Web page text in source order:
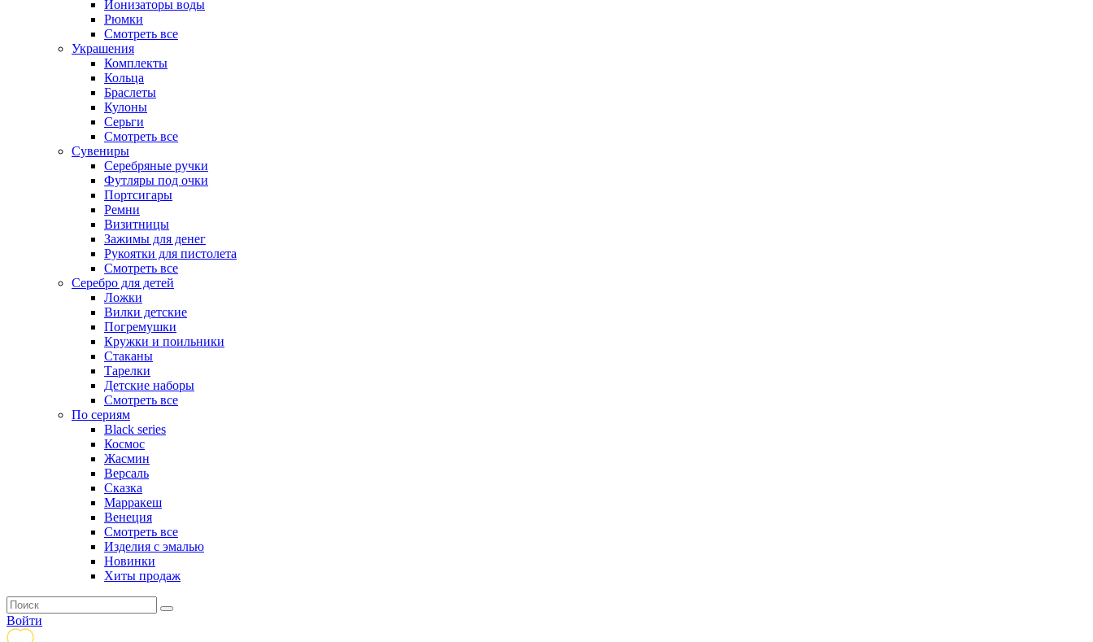
Ионизаторы воды
Рюмки
Смотреть все
Украшения
Комплекты
Кольца
Браслеты
Кулоны
Серьги
Смотреть все
Сувениры
Серебряные ручки
Футляры под очки
Портсигары
Ремни
Визитницы
Зажимы для денег
Рукоятки для пистолета
Смотреть все
Серебро для детей
Ложки
Вилки детские
Погремушки
Кружки и поильники
Стаканы
Тарелки
Детские наборы
Смотреть все
По сериям
Black series
Космос
Жасмин
Версаль
Сказка
Марракеш
Венеция
Смотреть все
Изделия с эмалью
Новинки
Хиты продаж
Войти